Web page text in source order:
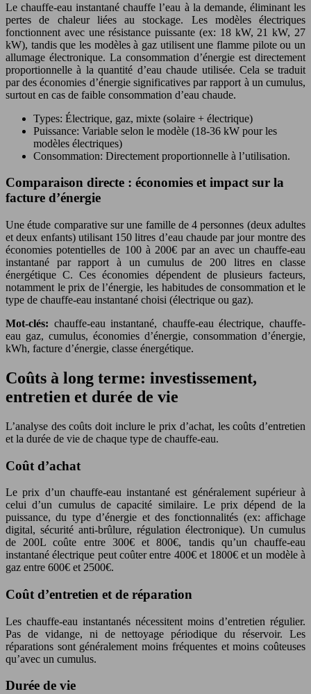
Le chauffe-eau instantané chauffe l’eau à la demande, éliminant les
pertes de chaleur liées au stockage. Les modèles électriques
fonctionnent avec une résistance puissante (ex: 18 kW, 21 kW, 27
kW), tandis que les modèles à gaz utilisent une flamme pilote ou un
allumage électronique. La consommation d’énergie est directement
proportionnelle à la quantité d’eau chaude utilisée. Cela se traduit
par des économies d’énergie significatives par rapport à un cumulus,
surtout en cas de faible consommation d’eau chaude.
Types: Électrique, gaz, mixte (solaire + électrique)
Puissance: Variable selon le modèle (18-36 kW pour les
modèles électriques)
Consommation: Directement proportionnelle à l’utilisation.
Comparaison directe : économies et impact sur la
facture d’énergie
Une étude comparative sur une famille de 4 personnes (deux adultes
et deux enfants) utilisant 150 litres d’eau chaude par jour montre des
économies potentielles de 100 à 200€ par an avec un chauffe-eau
instantané par rapport à un cumulus de 200 litres en classe
énergétique C. Ces économies dépendent de plusieurs facteurs,
notamment le prix de l’énergie, les habitudes de consommation et le
type de chauffe-eau instantané choisi (électrique ou gaz).
Mot-clés: chauffe-eau instantané, chauffe-eau électrique, chauffe-
eau gaz, cumulus, économies d’énergie, consommation d’énergie,
kWh, facture d’énergie, classe énergétique.
Coûts à long terme: investissement,
entretien et durée de vie
L’analyse des coûts doit inclure le prix d’achat, les coûts d’entretien
et la durée de vie de chaque type de chauffe-eau.
Coût d’achat
Le prix d’un chauffe-eau instantané est généralement supérieur à
celui d’un cumulus de capacité similaire. Le prix dépend de la
puissance, du type d’énergie et des fonctionnalités (ex: affichage
digital, sécurité anti-brûlure, régulation électronique). Un cumulus
de 200L coûte entre 300€ et 800€, tandis qu’un chauffe-eau
instantané électrique peut coûter entre 400€ et 1800€ et un modèle à
gaz entre 600€ et 2500€.
Coût d’entretien et de réparation
Les chauffe-eau instantanés nécessitent moins d’entretien régulier.
Pas de vidange, ni de nettoyage périodique du réservoir. Les
réparations sont généralement moins fréquentes et moins coûteuses
qu’avec un cumulus.
Durée de vie